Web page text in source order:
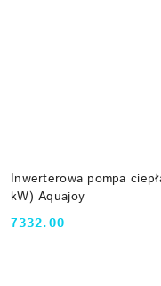
Inwerterowa pompa
kW) Aquajoy
Cena:
7332.00